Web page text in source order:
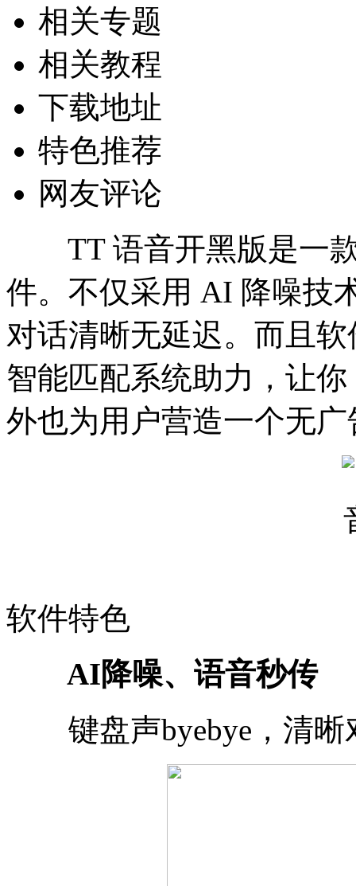
相关专题
相关教程
下载地址
特色推荐
网友评论
TT 语音开黑版是一款
件。不仅采用 AI 降噪技
对话清晰无延迟。而且
智能匹配系统助力，让
外也为用户营造一个无
软件特色
AI降噪、语音秒传
键盘声byebye，清晰